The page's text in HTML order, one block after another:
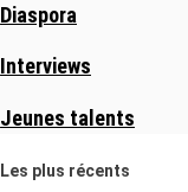
Diaspora
Interviews
Jeunes talents
Les plus récents